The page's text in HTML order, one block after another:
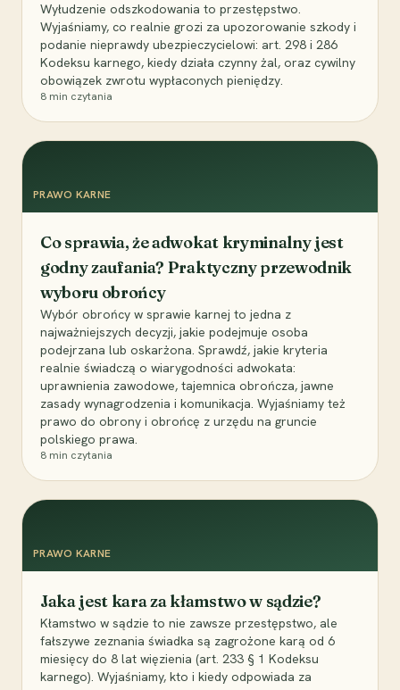
Wyłudzenie odszkodowania to przestępstwo.
Wyjaśniamy, co realnie grozi za upozorowanie szkody i
podanie nieprawdy ubezpieczycielowi: art. 298 i 286
Kodeksu karnego, kiedy działa czynny żal, oraz cywilny
obowiązek zwrotu wypłaconych pieniędzy.
8 min czytania
PRAWO KARNE
Co sprawia, że adwokat kryminalny jest
godny zaufania? Praktyczny przewodnik
wyboru obrońcy
Wybór obrońcy w sprawie karnej to jedna z
najważniejszych decyzji, jakie podejmuje osoba
podejrzana lub oskarżona. Sprawdź, jakie kryteria
realnie świadczą o wiarygodności adwokata:
uprawnienia zawodowe, tajemnica obrończa, jawne
zasady wynagrodzenia i komunikacja. Wyjaśniamy też
prawo do obrony i obrońcę z urzędu na gruncie
polskiego prawa.
8 min czytania
PRAWO KARNE
Jaka jest kara za kłamstwo w sądzie?
Kłamstwo w sądzie to nie zawsze przestępstwo, ale
fałszywe zeznania świadka są zagrożone karą od 6
miesięcy do 8 lat więzienia (art. 233 § 1 Kodeksu
karnego). Wyjaśniamy, kto i kiedy odpowiada za